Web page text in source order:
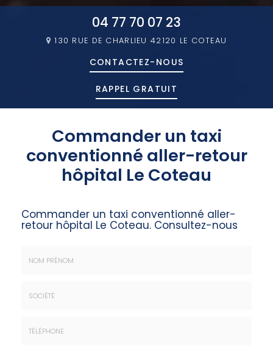
04 77 70 07 23
130 RUE DE CHARLIEU 42120 LE COTEAU
CONTACTEZ- NOUS
RAPPEL GRATUIT
Commander un taxi
conventionné aller-retour
hôpital Le Coteau
Commander un taxi conventionné aller-
retour hôpital Le Coteau. Consultez-nous